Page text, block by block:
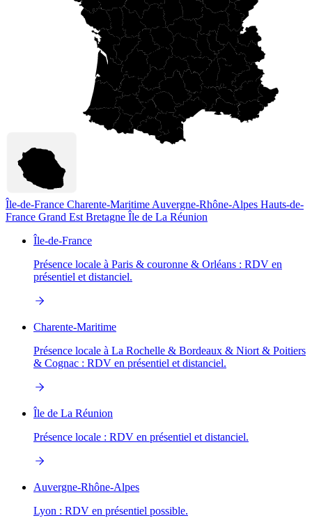
Île-de-France Charente-Maritime Auvergne-Rhône-Alpes Hauts-de-
France Grand Est Bretagne Île de La Réunion
Île-de-France
Présence locale à Paris & couronne & Orléans : RDV en
présentiel et distanciel.
Charente-Maritime
Présence locale à La Rochelle & Bordeaux & Niort & Poitiers
& Cognac : RDV en présentiel et distanciel.
Île de La Réunion
Présence locale : RDV en présentiel et distanciel.
Auvergne-Rhône-Alpes
Lyon : RDV en présentiel possible.